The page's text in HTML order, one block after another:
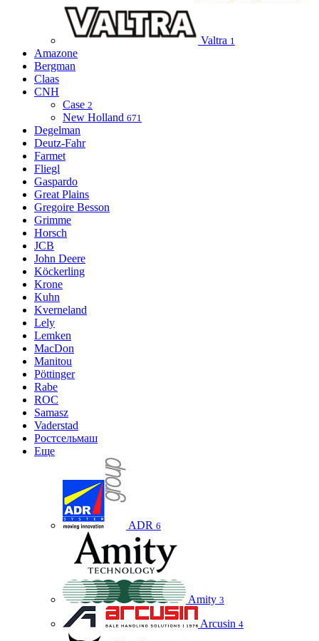
Valtra 1
Amazone
Bergman
Claas
CNH
Case 2
New Holland 671
Degelman
Deutz-Fahr
Farmet
Fliegl
Gaspardo
Great Plains
Gregoire Besson
Grimme
Horsch
JCB
John Deere
Köckerling
Krone
Kuhn
Kverneland
Lely
Lemken
MacDon
Manitou
Pöttinger
Rabe
ROC
Samasz
Vaderstad
Ростсельмаш
Еще
ADR 6
Amity 3
Arcusin 4